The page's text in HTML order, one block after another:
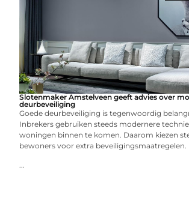
Slotenmaker Amstelveen geeft advies over
deurbeveiliging
Goede deurbeveiliging is tegenwoordig
Inbrekers gebruiken steeds modernere
woningen binnen te komen. Daarom kiezen
bewoners voor extra beveiligingsmaatregelen.
...